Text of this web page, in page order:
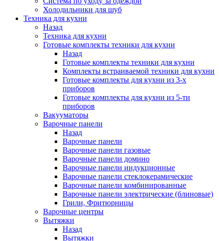
Холодильники для шуб
Техника для кухни
Назад
Техника для кухни
Готовые комплекты техники для кухни
Назад
Готовые комплекты техники для кухни
Комплекты встраиваемой техники для кухни
Готовые комплекты для кухни из 3-х
приборов
Готовые комплекты для кухни из 5-ти
приборов
Вакууматоры
Варочные панели
Назад
Варочные панели
Варочные панели газовые
Варочные панели домино
Варочные панели индукционные
Варочные панели стеклокерамические
Варочные панели комбинированные
Варочные панели электрические (блиновые)
Грили, Фритюрницы
Варочные центры
Вытяжки
Назад
Вытяжки